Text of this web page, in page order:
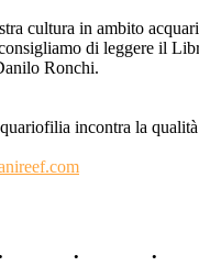
cultura in ambito
di leggere il
Ronchi.
incontra la qualità
• •